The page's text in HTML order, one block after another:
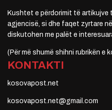
Kushtet e përdorimit të artikujve
agjencisë, si dhe faqet zyrtare
diskutohen me palët e
(Për më shumë shihni rubrikën e
KONTAKTI
kosovapost.net
kosovapost.net@gmail.com